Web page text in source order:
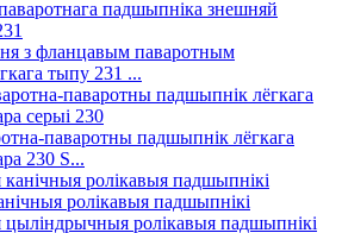
з фланцавым паваротным
тыпу 231 ...
паваротны падшыпнік лёгкага
230 S...
ролікавыя падшыпнікі